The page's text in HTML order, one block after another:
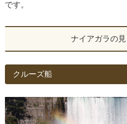
です。
ナイアガラの
クルーズ船